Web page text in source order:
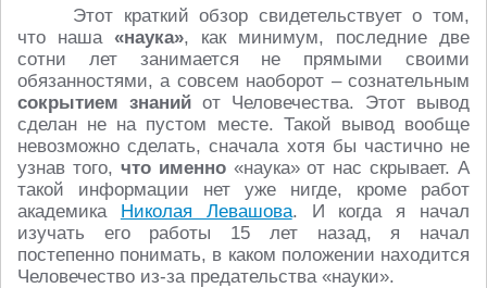
Этот краткий обзор свидетельствует о том,
что наша «наука», как минимум, последние две
сотни лет занимается не прямыми своими
обязанностями, а совсем наоборот – сознательным
сокрытием знаний от Человечества. Этот вывод
сделан не на пустом месте. Такой вывод вообще
невозможно сделать, сначала хотя бы частично не
узнав того, что именно«наука» от нас скрывает. А
такой информации нет уже нигде, кроме работ
академика Николая Левашова. И когда я начал
изучать его работы 15 лет назад, я начал
постепенно понимать, в каком положении находится
Человечество из-за предательства «науки».